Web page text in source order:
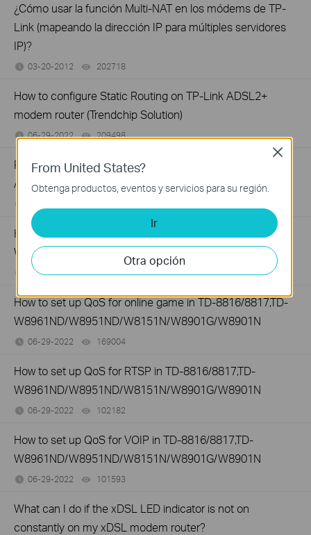
¿Cómo usar la función Multi-NAT en los módems de TP-
Link (mapeando la dirección IP para múltiples servidores
IP)?
03-20-2012 202718
How to configure Static Routing on TP-Link ADSL2+
modem router (Trendchip Solution)
06-29-2022 209498views
Por qué no se actualiza el firmware del router módem
ADSL2+ de TP-Link
How to set up QoS for IGMP/IPTV in TD-8816/8817,TD-
W8961ND/W8951ND/W8151N/W8901G/W8901N
06-29-2022 110576views
How to set up QoS for online game in TD-8816/8817,TD-
W8961ND/W8951ND/W8151N/W8901G/W8901N
06-29-2022 169004
How to set up QoS for RTSP in TD-8816/8817,TD-
W8961ND/W8951ND/W8151N/W8901G/W8901N
06-29-2022 102182
How to set up QoS for VOIP in TD-8816/8817,TD-
W8961ND/W8951ND/W8151N/W8901G/W8901N
06-29-2022 101593
What can I do if the xDSL LED indicator is not on
constantly on my xDSL modem router?
From United States?
Obtenga productos, eventos y servicios para su región.
Ir
Otra opción
Close